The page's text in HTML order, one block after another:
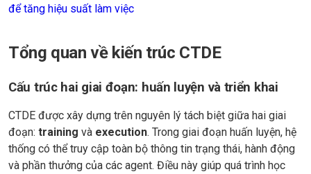
để tăng hiệu suất làm việc
Tổng quan về kiến trúc CTDE
Cấu trúc hai giai đoạn: huấn luyện và triển khai
CTDE được xây dựng trên nguyên lý tách biệt giữa hai giai
đoạn: training và execution. Trong giai đoạn huấn luyện, hệ
thống có thể truy cập toàn bộ thông tin trạng thái, hành động
và phần thưởng của các agent. Điều này giúp quá trình học